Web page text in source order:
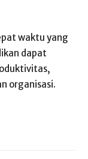
waktu yang
dapat
organisasi.